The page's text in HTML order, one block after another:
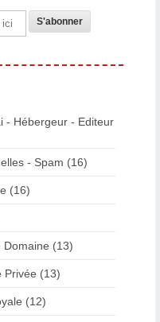
- Hébergeur - Editeur
- Spam (16)
(16)
Domaine (13)
Privée (13)
(12)